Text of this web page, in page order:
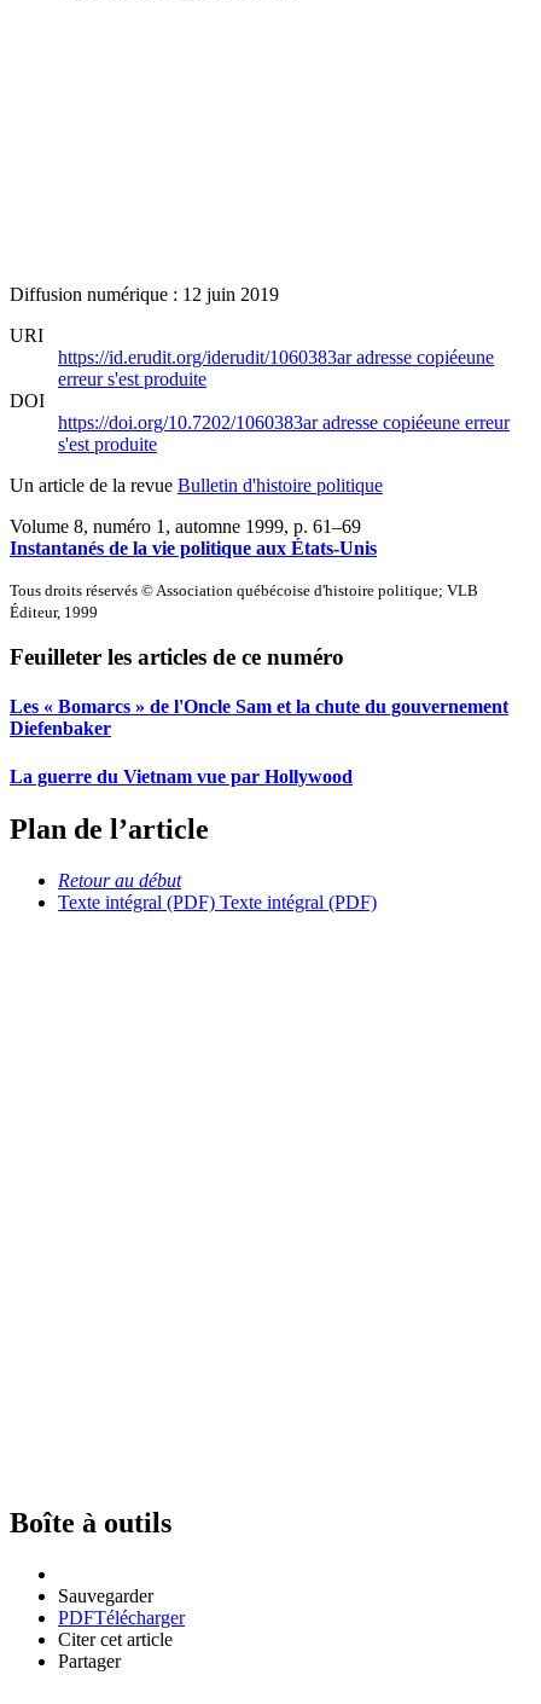
Diffusion numérique : 12 juin 2019
URI
https://id.erudit.org/iderudit/1060383aradresse copiéeune
erreur s'est produite
DOI
https://doi.org/10.7202/1060383aradresse copiéeune erreur
s'est produite
Un article de la revue Bulletin d'histoire politique
Volume 8, numéro 1, automne 1999, p. 61–69
Instantanés de la vie politique aux États-Unis
Tous droits réservés © Association québécoise d'histoire politique; VLB
Éditeur, 1999
Feuilleter les articles de ce numéro
Les « Bomarcs » de l'Oncle Sam et la chute du gouvernement
Diefenbaker
La guerre du Vietnam vue par Hollywood
Plan de l’article
Retour au début
Texte intégral (PDF) Texte intégral (PDF)
Boîte à outils
Sauvegarder
PDFTélécharger
Citer cet article
Partager